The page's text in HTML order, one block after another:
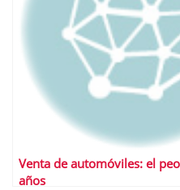
Venta de automóviles: el
años